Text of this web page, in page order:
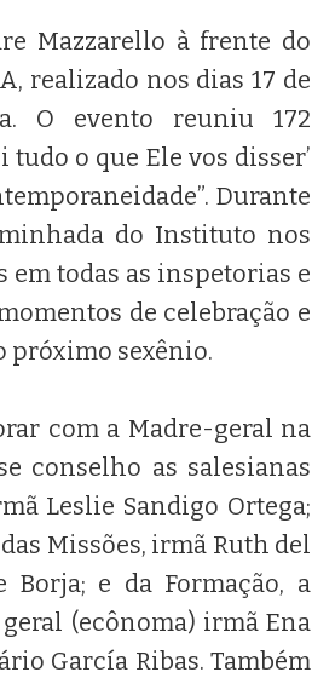
Mazzarello à frente do
realizado nos dias 17 de
O evento reuniu 172
tudo o que Ele vos disser’
Durante
do Instituto nos
em todas as inspetorias e
de celebração e
próximo sexênio.
com a Madre-geral na
conselho as salesianas
Leslie Sandigo Ortega;
Missões, irmã Ruth del
e da Formação, a
(ecônoma) irmã Ena
García Ribas. Também